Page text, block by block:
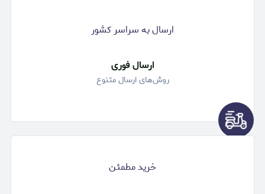
ارسال به سراسر کشور
ارسال فوری
روش‌های ارسال متنوع
خرید مطمئن